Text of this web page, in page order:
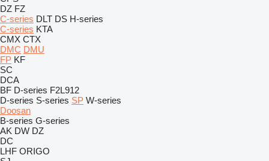
DZ FZ
C-series DLT DS H-series
C-series KTA
CMX CTX
DMC DMU
FP KF
SC
DCA
BF D-series F2L912
D-series S-series SP W-series
Doosan
B-series G-series
AK DW DZ
DC
LHF ORIGO